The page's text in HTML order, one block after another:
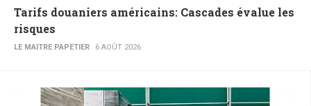
Tarifs douaniers américains: Cascades évalue les
risques
LE MAITRE PAPETIER 6 AOÛT 2026